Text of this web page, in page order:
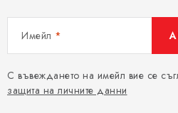
Имейл
С въвеждането на имейл вие се
защита на личните данни